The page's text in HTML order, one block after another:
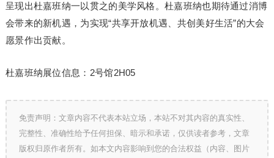
呈现出杜嘉班纳一以贯之的美学风格。杜嘉班纳也期待通过消博
会带来的新机遇，为实现“共享开放机遇、共创美好生活”的大会
愿景作出贡献。
杜嘉班纳展位信息：2号馆2H05
免责声明：文章内容不代表本站立场，本站不对其内容的真实性、
完整性、准确性给予任何担保、暗示和承诺，仅供读者参考，文章
版权归原作者所有。如本文内容影响到您的合法权益（内容、图片